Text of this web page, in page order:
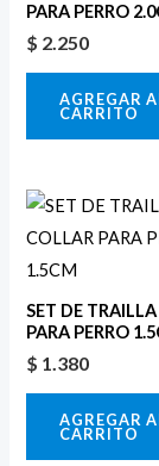
PARA PERRO
$ 2.250
AGREGAR
CARRITO
SET DE
PARA PERRO
$ 1.380
AGREGAR
CARRITO